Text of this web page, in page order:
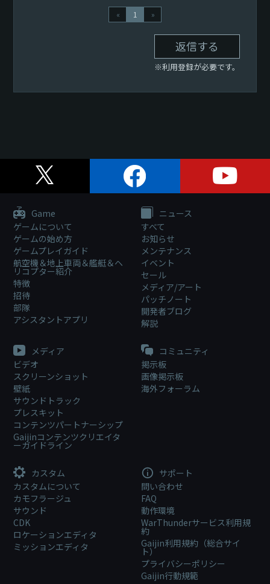
« 1 »
返信する
※利用登録が必要です。
Game
ゲームについて
ゲームの始め方
ゲームプレイガイド
航空機＆地上車両＆艦艇＆ヘ
リコプター紹介
特徴
招待
部隊
アシスタントアプリ
ニュース
すべて
お知らせ
メンテナンス
イベント
セール
メディア/アート
パッチノート
開発者ブログ
解説
メディア
ビデオ
スクリーンショット
壁紙
サウンドトラック
プレスキット
コンテンツパートナーシップ
Gaijinコンテンツクリエイタ
ーガイドライン
コミュニティ
掲示板
画像掲示板
海外フォーラム
カスタム
カスタムについて
カモフラージュ
サウンド
CDK
ロケーションエディタ
ミッションエディタ
サポート
問い合わせ
FAQ
動作環境
WarThunderサービス利用規
約
Gaijin利用規約（総合サイ
ト）
プライバシーポリシー
Gaijin行動規範